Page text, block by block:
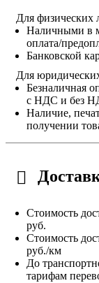
Для физических
Наличными в
оплата/
Банковской
Для
Безналичная
с НДС и без
Наличие,
получении
Стоимость
руб.
Стоимость
руб./км
До
тарифам